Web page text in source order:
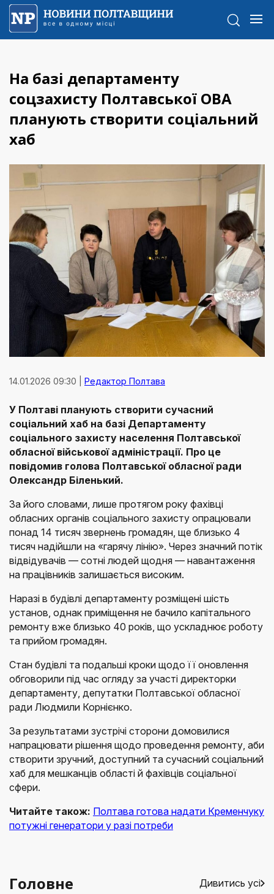
На базі департаменту
соцзахисту Полтавської ОВА
планують створити соціальний
хаб
14.01.2026 09:30 | Редактор Полтава
У Полтаві планують створити сучасний
соціальний хаб на базі Департаменту
соціального захисту населення Полтавської
обласної військової адміністрації. Про це
повідомив голова Полтавської обласної ради
Олександр Біленький.
За його словами, лише протягом року фахівці
обласних органів соціального захисту опрацювали
понад 14 тисяч звернень громадян, ще близько 4
тисяч надійшли на «гарячу лінію». Через значний потік
відвідувачів — сотні людей щодня — навантаження
на працівників залишається високим.
Наразі в будівлі департаменту розміщені шість
установ, однак приміщення не бачило капітального
ремонту вже близько 40 років, що ускладнює роботу
та прийом громадян.
Стан будівлі та подальші кроки щодо її оновлення
обговорили під час огляду за участі директорки
департаменту, депутатки Полтавської обласної
ради Людмили Корнієнко.
За результатами зустрічі сторони домовилися
напрацювати рішення щодо проведення ремонту, аби
створити зручний, доступний та сучасний соціальний
хаб для мешканців області й фахівців соціальної
сфери.
Читайте також: Полтава готова надати Кременчуку
потужні генератори у разі потреби
Головне Дивитись усі